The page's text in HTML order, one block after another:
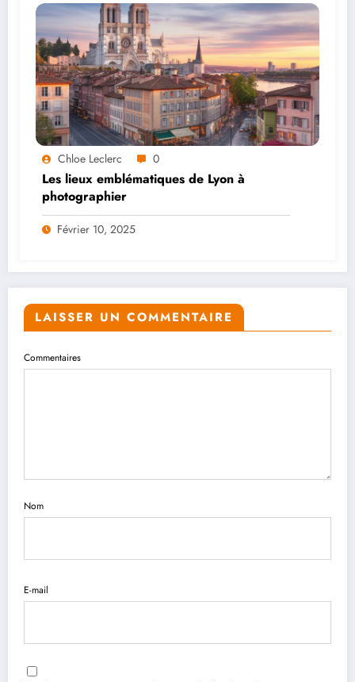
Chloe Leclerc 0
Les lieux emblématiques de Lyon à
photographier
Février 10, 2025
LAISSER UN COMMENTAIRE
Commentaires
Nom
E-mail